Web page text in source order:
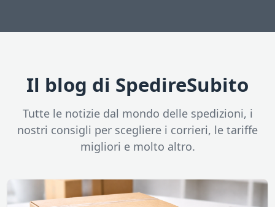
Il blog di SpedireSubito
Tutte le notizie dal mondo delle spedizioni, i
nostri consigli per scegliere i corrieri, le tariffe
migliori e molto altro.